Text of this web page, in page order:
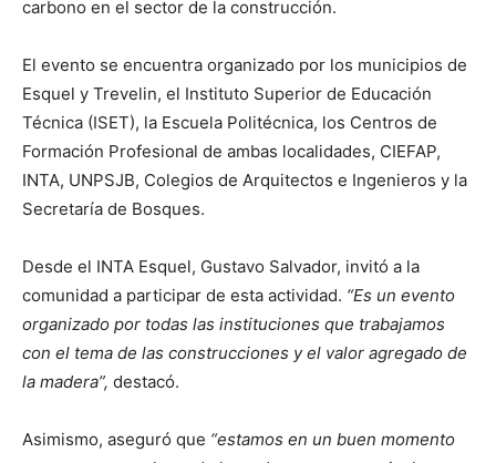
carbono en el sector de la construcción.
El evento se encuentra organizado por los municipios de
Esquel y Trevelin, el Instituto Superior de Educación
Técnica (ISET), la Escuela Politécnica, los Centros de
Formación Profesional de ambas localidades, CIEFAP,
INTA, UNPSJB, Colegios de Arquitectos e Ingenieros y la
Secretaría de Bosques.
Desde el INTA Esquel, Gustavo Salvador, invitó a la
comunidad a participar de esta actividad. “Es un evento
organizado por todas las instituciones que trabajamos
con el tema de las construcciones y el valor agregado de
la madera”, destacó.
Asimismo, aseguró que “estamos en un buen momento